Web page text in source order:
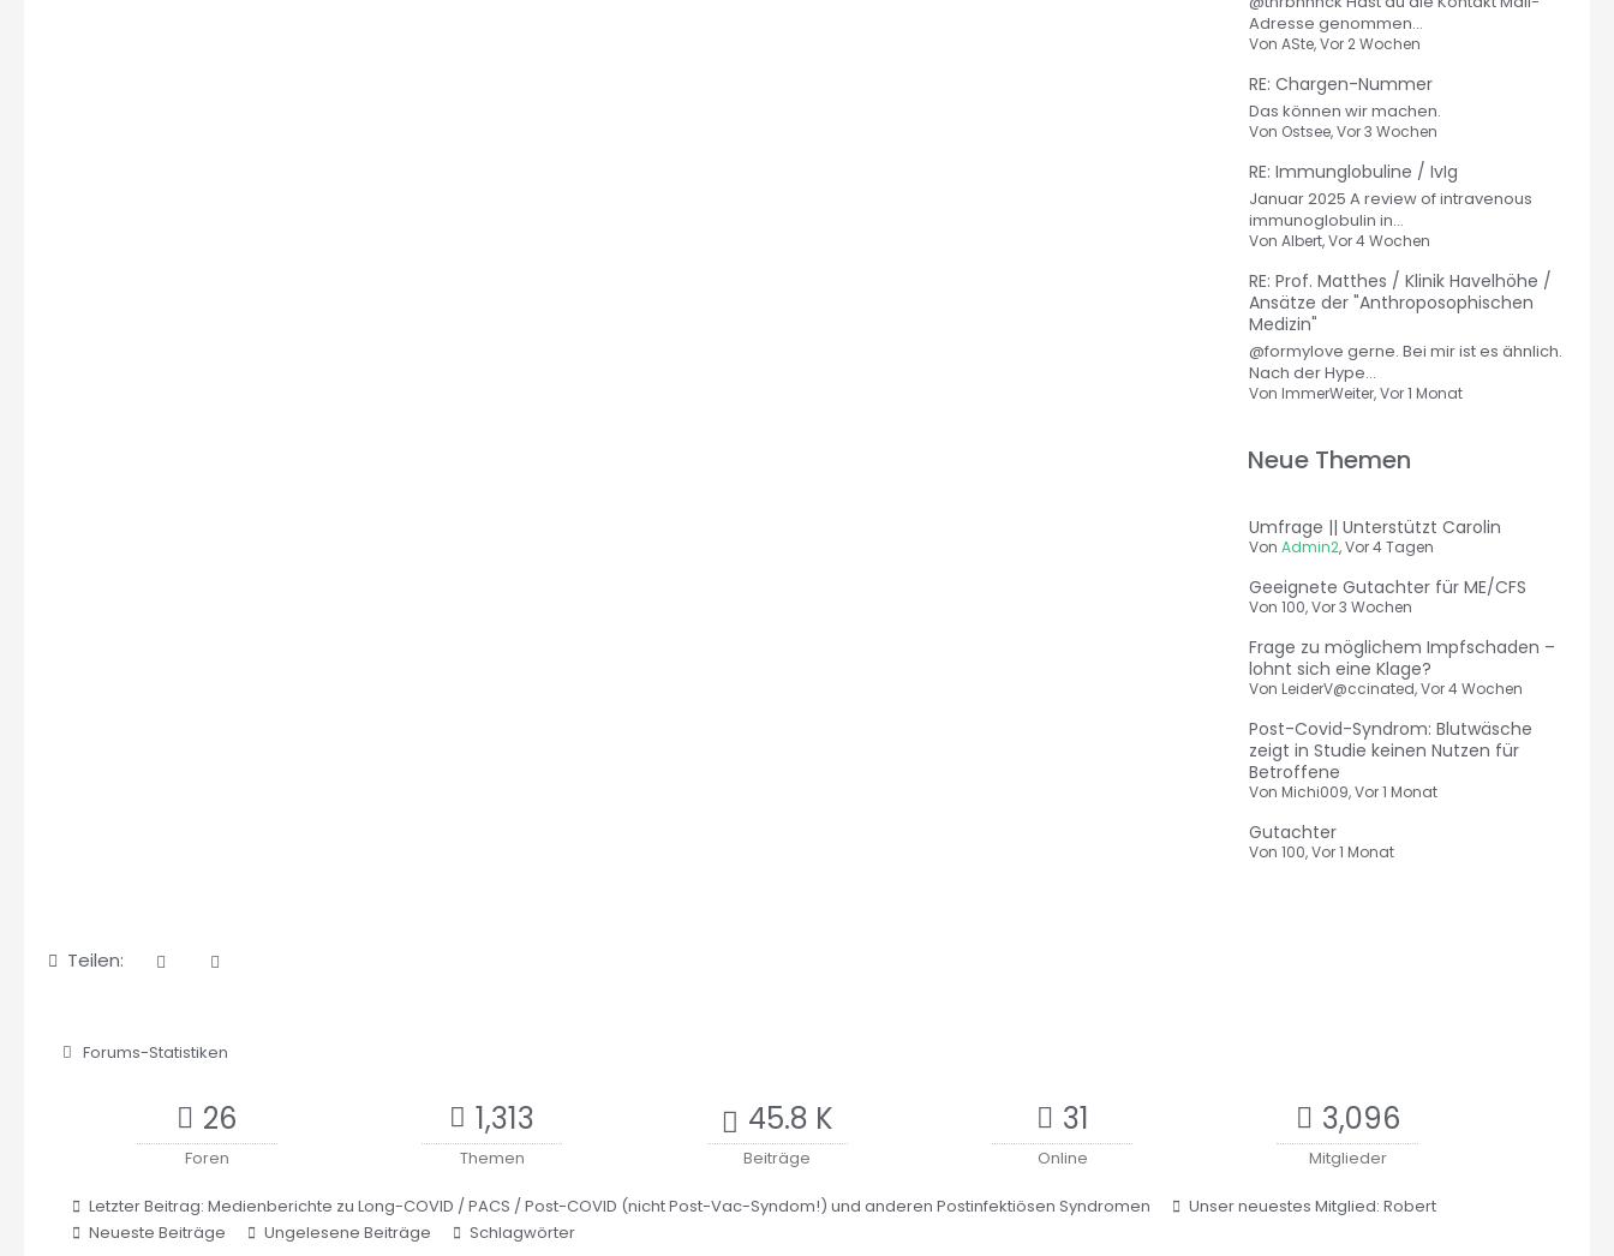
Adresse genommen...
Von ASte, Vor 2 Wochen
RE: Chargen-Nummer
Das können wir machen.
Von Ostsee, Vor 3 Wochen
RE: Immunglobuline / IvIg
Januar 2025 A review of intravenous
immunoglobulin in...
Von Albert, Vor 4 Wochen
RE: Prof. Matthes / Klinik Havelhöhe /
Ansätze der "Anthroposophischen
Medizin"
@formylove gerne. Bei mir ist es ähnlich.
Nach der Hype...
Von ImmerWeiter, Vor 1 Monat
Neue Themen
Umfrage || Unterstützt Carolin
Von Admin2,Vor 4 Tagen
Geeignete Gutachter für ME/CFS
Von 100,Vor 3 Wochen
Frage zu möglichem Impfschaden –
lohnt sich eine Klage?
Von LeiderV@ccinated,Vor 4 Wochen
Post-Covid-Syndrom: Blutwäsche
zeigt in Studie keinen Nutzen für
Betroffene
Von Michi009,Vor 1 Monat
Gutachter
Von 100,Vor 1 Monat
Teilen:
Forums-Statistiken
26
Foren
1,313
Themen
45.8 K
Beiträge
31
Online
3,096
Mitglieder
Letzter Beitrag: Medienberichte zu Long-COVID / PACS / Post-COVID (nicht Post-Vac-Syndom!) und anderen Postinfektiösen Syndromen Unser neuestes Mitglied: Robert
Neueste Beiträge
Ungelesene Beiträge Schlagwörter